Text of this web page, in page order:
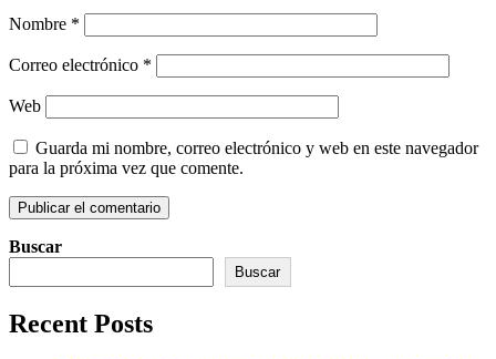
Nombre *
Correo electrónico *
Web
Guarda mi nombre, correo electrónico y web en este navegador
para la próxima vez que comente.
Buscar
Buscar
Recent Posts